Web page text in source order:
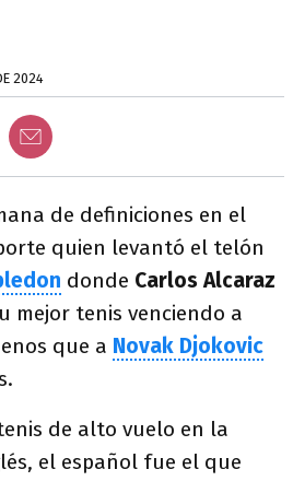
2024
de definiciones en el
quien levantó el telón
donde Carlos Alcaraz
mejor tenis venciendo a
que a Novak Djokovic
de alto vuelo en la
el español fue el que